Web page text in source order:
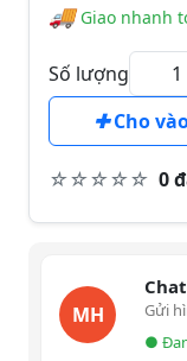
🚚Giao nhanh
Số lượng
Cho
0
MH
Gửi
●